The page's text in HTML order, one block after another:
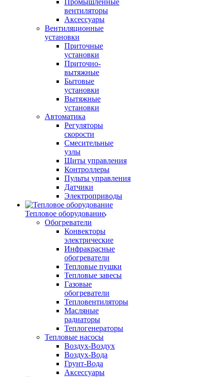
Промышленные
вентиляторы
Аксессуары
Вентиляционные
установки
Приточные
установки
Приточно-
вытяжные
Бытовые
установки
Вытяжные
установки
Автоматика
Регуляторы
скорости
Смесительные
узлы
Щиты управления
Контроллеры
Пульты управления
Датчики
Электроприводы
Тепловое оборудование
Обогреватели
Конвекторы
электрические
Инфракрасные
обогреватели
Тепловые пушки
Тепловые завесы
Газовые
обогреватели
Тепловентиляторы
Масляные
радиаторы
Теплогенераторы
Тепловые насосы
Воздух-Воздух
Воздух-Вода
Грунт-Вода
Аксессуары